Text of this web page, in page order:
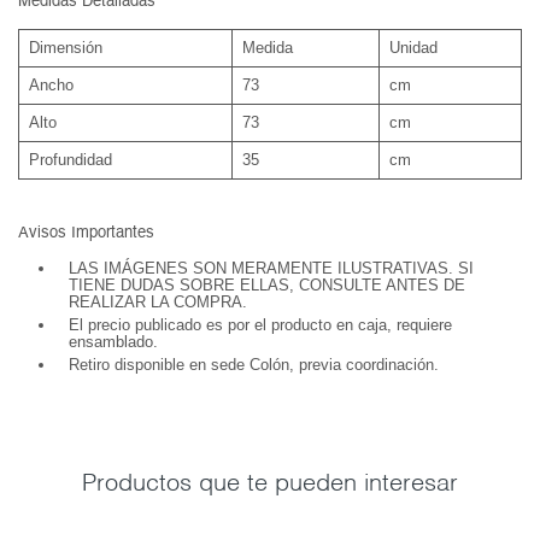
Dimensión Medida Unidad
Ancho 73 cm
Alto 73 cm
Profundidad 35 cm
Avisos Importantes
LAS IMÁGENES SON MERAMENTE ILUSTRATIVAS. SI
TIENE DUDAS SOBRE ELLAS, CONSULTE ANTES DE
REALIZAR LA COMPRA.
El precio publicado es por el producto en caja, requiere
ensamblado.
Retiro disponible en sede Colón, previa coordinación.
Productos que te pueden interesar